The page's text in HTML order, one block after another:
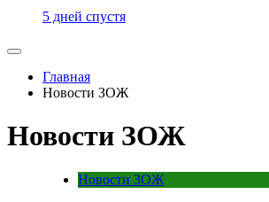
5 дней спустя
Главная
Новости ЗОЖ
Новости ЗОЖ
Новости ЗОЖ